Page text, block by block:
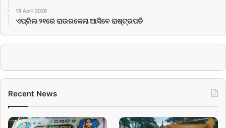
18 April 2026
ଏପ୍ରିଲ ୨୧ରେ ରାଉରକେଲା ଆସିବେ ରାଷ୍ଟ୍ରପତି
Recent News